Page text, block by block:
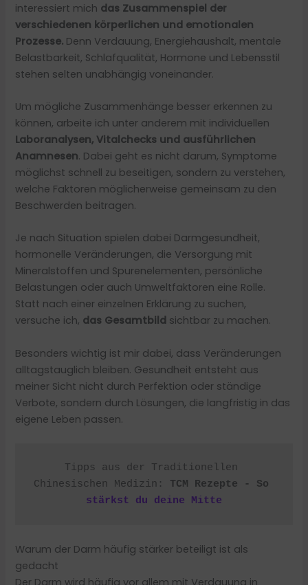
interessiert mich das Zusammenspiel der
verschiedenen körperlichen und emotionalen
Prozesse. Denn Verdauung, Energiehaushalt, mentale
Belastbarkeit, Schlafqualität, Hormone und Lebensstil
stehen selten unabhängig voneinander.
Um mögliche Zusammenhänge besser erkennen zu
können, arbeite ich unter anderem mit individuellen
Laboranalysen, Vitalchecks und ausführlichen
Anamnesen. Dabei geht es nicht darum, Symptome
möglichst schnell zu beseitigen, sondern zu verstehen,
welche Faktoren möglicherweise gemeinsam zu den
Beschwerden beitragen.
Je nach Situation spielen dabei Darmgesundheit,
hormonelle Veränderungen, die Versorgung mit
Mineralstoffen und Spurenelementen, persönliche
Belastungen oder auch Umweltfaktoren eine Rolle.
Statt nach einer einzelnen Erklärung zu suchen,
versuche ich, das Gesamtbild sichtbar zu machen.
Besonders wichtig ist mir dabei, dass Veränderungen
alltagstauglich bleiben. Gesundheit entsteht aus
meiner Sicht nicht durch Perfektion oder ständige
Verbote, sondern durch Lösungen, die langfristig in das
eigene Leben passen.
Tipps aus der Traditionellen
Chinesischen Medizin:
stärkst du deine Mitte
Warum der Darm häufig stärker beteiligt ist als
gedacht
Der Darm wird häufig vor allem mit Verdauung in